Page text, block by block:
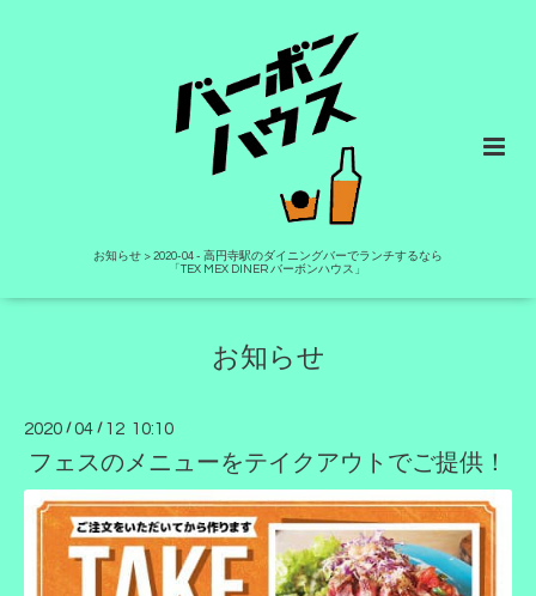
お知らせ > 2020-04 - 高円寺駅のダイニングバーでランチするなら
「TEX MEX DINER バーボンハウス」
お知らせ
2020 /04 / 12 10:10
フェスのメニューをテイクアウトでご提供！